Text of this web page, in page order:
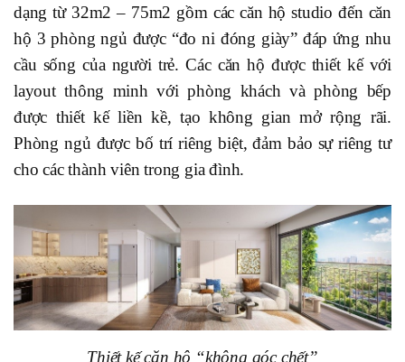
dạng từ 32m2 – 75m2 gồm các căn hộ studio đến căn
hộ 3 phòng ngủ được “đo ni đóng giày” đáp ứng nhu
cầu sống của người trẻ. Các căn hộ được thiết kế với
layout thông minh với phòng khách và phòng bếp
được thiết kế liền kề, tạo không gian mở rộng rãi.
Phòng ngủ được bố trí riêng biệt, đảm bảo sự riêng tư
cho các thành viên trong gia đình.
Thiết kế căn hộ “không góc chết”